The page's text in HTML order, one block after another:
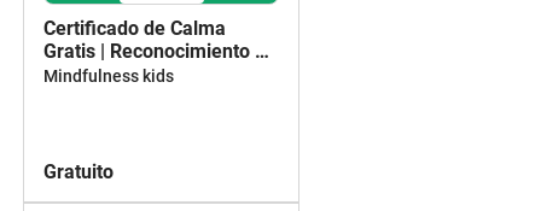
Certificado de Calma
Gratis | Reconocimiento de
prácticas de calma y
Mindfulness kids
Gratuito